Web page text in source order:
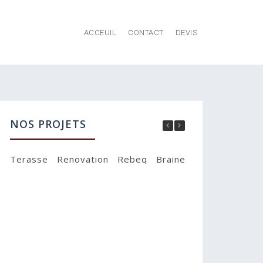
ACCEUIL CONTACT DEVIS
NOS PROJETS
Terasse Renovation Rebeq Braine-l’Alleud